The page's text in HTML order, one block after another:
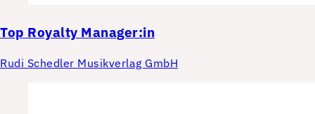
Top Royalty Manager:in
Rudi Schedler Musikverlag GmbH